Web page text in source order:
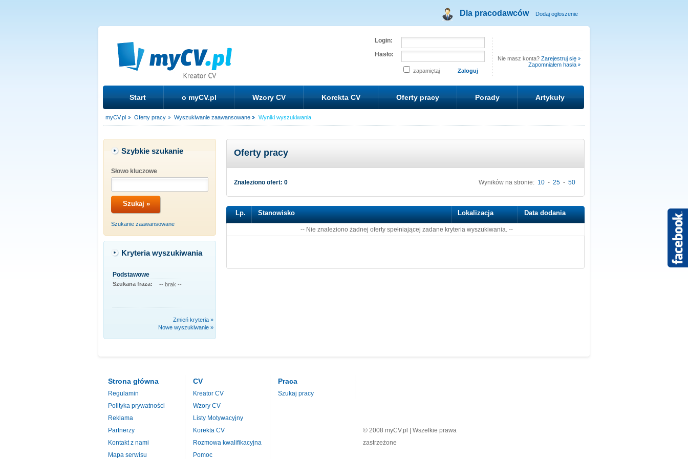
Dla pracodawców Dodaj ogłoszenie
Login:
Hasło:
zapamiętaj
Nie masz konta? Zarejestruj się
Zapomniałem hasła
Start o myCV.pl Wzory CV Korekta CV Oferty pracy Porady Artykuły
myCV.pl Oferty pracy Wyszukiwanie zaawansowane Wyniki wyszukiwania
Szybkie szukanie
Słowo kluczowe
Szukanie zaawansowane
Kryteria wyszukiwania
Podstawowe
Szukana fraza: -- brak --
Zmień kryteria »
Nowe wyszukiwanie »
Oferty pracy
Znaleziono ofert: 0 Wyników na stronie: 10 - 25 - 50
Lp. Stanowisko Lokalizacja Data dodania
-- Nie znaleziono żadnej oferty spełniającej zadane kryteria wyszukiwania. --
Strona główna
Regulamin
Polityka prywatności
Reklama
Partnerzy
Kontakt z nami
Mapa serwisu
CV
Kreator CV
Wzory CV
Listy Motywacyjny
Korekta CV
Rozmowa kwalifikacyjna
Pomoc
Praca
Szukaj pracy
© 2008 myCV.pl | Wszelkie prawa
zastrzeżone